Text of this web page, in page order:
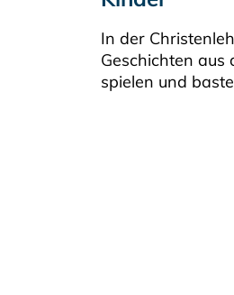
In der
Geschichten aus
spielen und